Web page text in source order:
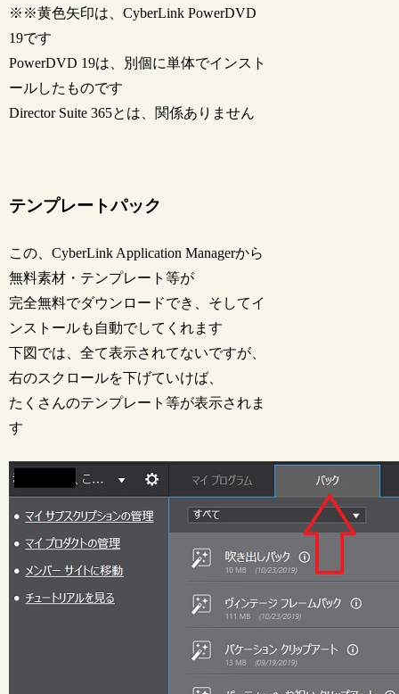
※※黄色矢印は、CyberLink PowerDVD
19です
PowerDVD 19は、別個に単体でインスト
ールしたものです
Director Suite 365とは、関係ありません
テンプレートパック
この、CyberLink Application Managerから
無料素材・テンプレート等が
完全無料でダウンロードでき、そしてイ
ンストールも自動でしてくれます
下図では、全て表示されてないですが、
右のスクロールを下げていけば、
たくさんのテンプレート等が表示されま
す